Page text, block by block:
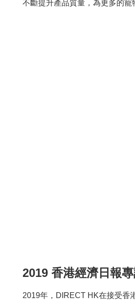
不斷提升產品質量，為更多的寵
2019 香港經濟日報
2019年，DIRECT HK在接受香